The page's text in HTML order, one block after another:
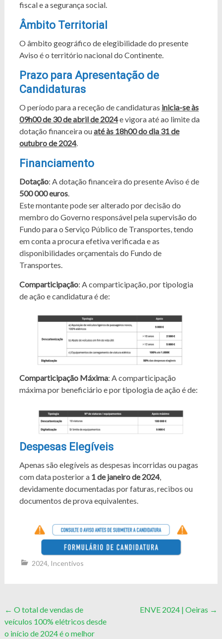
fiscal e a segurança social.
Âmbito Territorial
O âmbito geográfico de elegibilidade do presente
Aviso é o território nacional do Continente.
Prazo para Apresentação de
Candidaturas
O período para a receção de candidaturas inicia-se às
09h00 de 30 de abril de 2024e vigora até ao limite da
dotação financeira ouaté às 18h00 do dia 31 de
outubro de 2024.
Financiamento
Dotação: A dotação financeira do presente Aviso é de
500 000 euros.
Este montante pode ser alterado por decisão do
membro do Governo responsável pela supervisão do
Fundo para o Serviço Público de Transportes, tendo
em conta a procura efetiva verificada e as
disponibilidades orçamentais do Fundo de
Transportes.
Comparticipação: A comparticipação, por tipologia
de ação e candidatura é de:
Comparticipação Máxima: A comparticipação
máxima por beneficiário e por tipologia de ação é de:
Despesas Elegíveis
Apenas são elegíveis as despesas incorridas ou pagas
com data posterior a 1 de janeiro de 2024,
devidamente documentadas por faturas, recibos ou
documentos de prova equivalentes.
2024, Incentivos
Post
navigation
← O total de vendas de
veículos 100% elétricos desde
o início de 2024 é o melhor
ENVE 2024 | Oeiras →